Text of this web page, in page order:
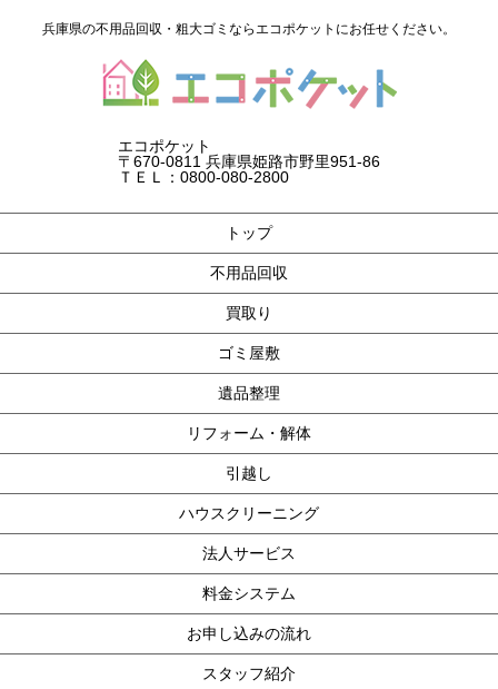
兵庫県の不用品回収・粗大ゴミならエコポケットにお任せください。
エコポケット
〒670-0811 兵庫県姫路市野里951-86
ＴＥＬ：0800-080-2800
トップ
不用品回収
買取り
ゴミ屋敷
遺品整理
リフォーム・解体
引越し
ハウスクリーニング
法人サービス
料金システム
お申し込みの流れ
スタッフ紹介